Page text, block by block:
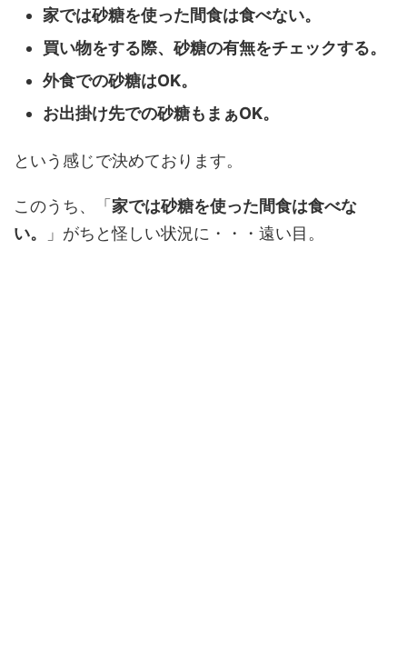
家では砂糖を使った間食は食べない。
買い物をする際、砂糖の有無をチェックする。
外食での砂糖はOK。
お出掛け先での砂糖もまぁOK。
という感じで決めております。
このうち、「 家では砂糖を使った間食は食べな
い。
」がちと怪しい状況に・・・遠い目。